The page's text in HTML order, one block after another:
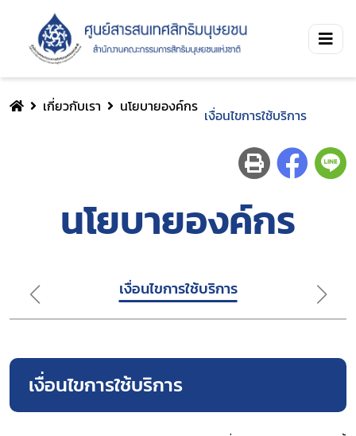
เกี่ยวกับเรา นโยบายองค์กร เงื่อนไขการใช้บริการ
นโยบายองค์กร
เงื่อนไขการใช้บริการ
เงื่อนไขการใช้บริการ